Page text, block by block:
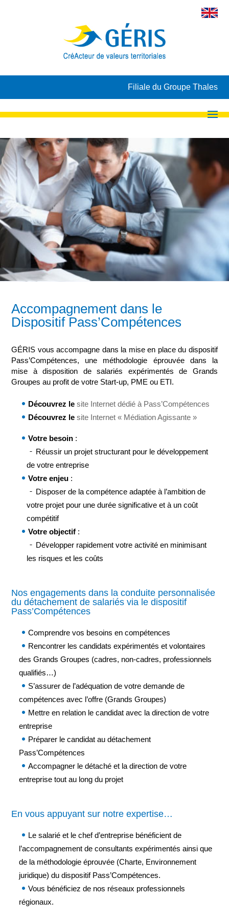
Filiale du Groupe Thales
Accompagnement dans le
Dispositif Pass’Compétences
GÉRIS vous accompagne dans la mise en place du dispositif
Pass’Compétences, une méthodologie éprouvée dans la
mise à disposition de salariés expérimentés de Grands
Groupes au profit de votre Start-up, PME ou ETI.
Découvrez lesite Internet dédié à Pass’Compétences
Découvrez lesite Internet « Médiation Agissante »
Votre besoin :
Réussir un projet structurant pour le développement
de votre entreprise
Votre enjeu :
Disposer de la compétence adaptée à l’ambition de
votre projet pour une durée significative et à un coût
compétitif
Votre objectif :
Développer rapidement votre activité en minimisant
les risques et les coûts
Nos engagements dans la conduite personnalisée
du détachement de salariés via le dispositif
Pass’Compétences
Comprendre vos besoins en compétences
Rencontrer les candidats expérimentés et volontaires
des Grands Groupes (cadres, non-cadres, professionnels
qualifiés…)
S’assurer de l’adéquation de votre demande de
compétences avec l’offre (Grands Groupes)
Mettre en relation le candidat avec la direction de votre
entreprise
Préparer le candidat au détachement
Pass’Compétences
Accompagner le détaché et la direction de votre
entreprise tout au long du projet
En vous appuyant sur notre expertise…
Le salarié et le chef d’entreprise bénéficient de
l’accompagnement de consultants expérimentés ainsi que
de la méthodologie éprouvée (Charte, Environnement
juridique) du dispositif Pass’Compétences.
Vous bénéficiez de nos réseaux professionnels
régionaux.